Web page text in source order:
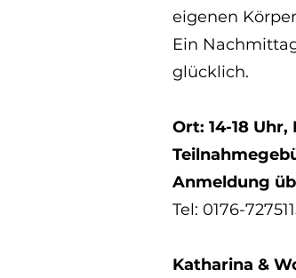
eigenen
Ein
glücklich.
Ort: 14-18
Anmeldung
Tel: 0176-
Katharina &